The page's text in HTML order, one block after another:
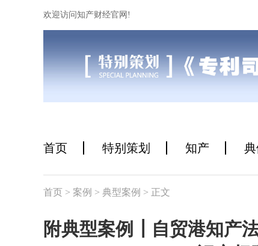
欢迎访问知产财经官网!
首页 特别策划 知产
首页 > 案例 > 典型案例 > 正文
附典型案例┃自贸港知产